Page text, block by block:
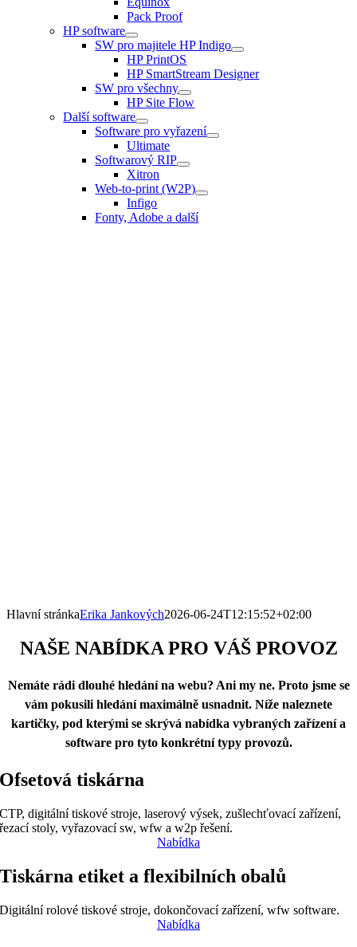
Pack Proof
HP software
SW pro majitele HP Indigo
HP PrintOS
HP SmartStream Designer
SW pro všechny
HP Site Flow
Další software
Software pro vyřazení
Ultimate
Softwarový RIP
Xitron
Web-to-print (W2P)
Infigo
Fonty, Adobe a další
Hlavní stránkaErika Jankových2026-06-24T12:15:52+02:00
NAŠE NABÍDKAPRO VÁŠ PROVOZ
Nemáte rádi dlouhé hledání na webu? Ani my ne. Proto jsme se
vám pokusili hledání maximálně usnadnit. Níže naleznete
kartičky, pod kterými se skrývá nabídka vybraných zařízení a
software pro tyto konkrétní typy provozů.
Ofsetová tiskárna
CTP, digitální tiskové stroje, laserový výsek, zušlechťovací zařízení,
řezací stoly, vyřazovací sw, wfw a w2p řešení.
Nabídka
Tiskárna etiket a flexibilních obalů
Digitální rolové tiskové stroje, dokončovací zařízení, wfw software.
Nabídka